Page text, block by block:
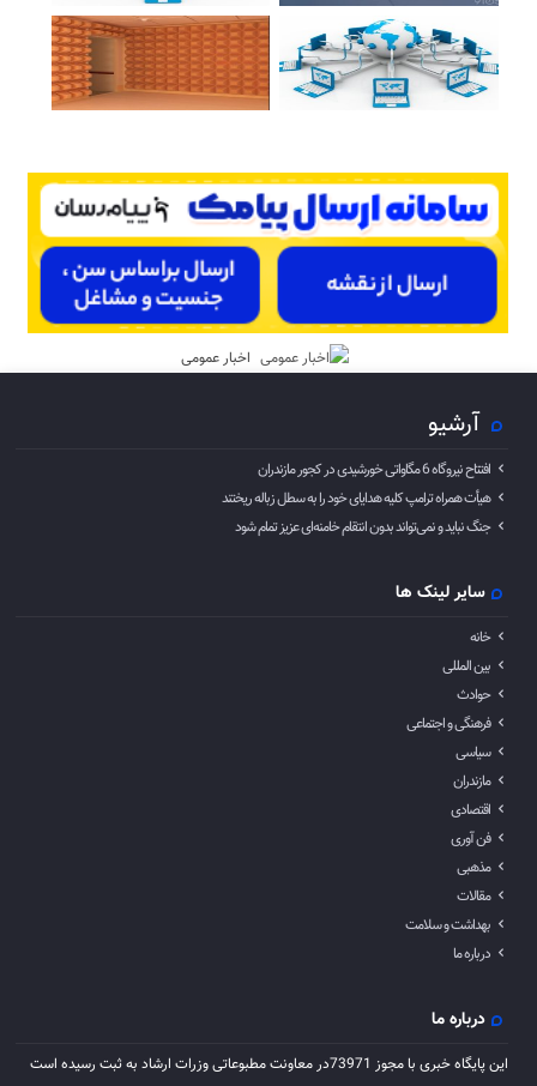
اخبار عمومی
آرشیو
افتتاح نیروگاه 6 مگاواتی خورشیدی در کجور مازندران
هیأت همراه ترامپ کلیه هدایای خود را به سطل زباله ریختند
جنگ نباید و نمی‌تواند بدون انتقام خامنه‌ای عزیز تمام شود
سایر لینک ها
خانه
بین المللی
حوادث
فرهنگی و اجتماعی
سیاسی
مازندران
اقتصادی
فن آوری
مذهبی
مقالات
بهداشت و سلامت
درباره ما
درباره ما
این پایگاه خبری با مجوز 73971در معاونت مطبوعاتی وزرات ارشاد به ثبت رسیده است